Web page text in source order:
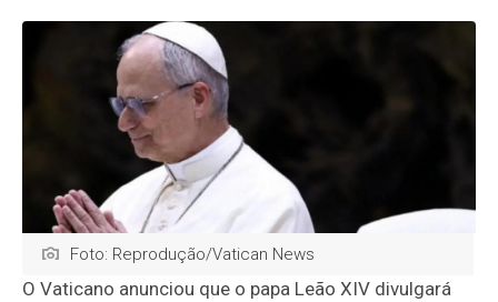
Foto: Reprodução/Vatican News
O Vaticano anunciou que o papa Leão XIV divulgará